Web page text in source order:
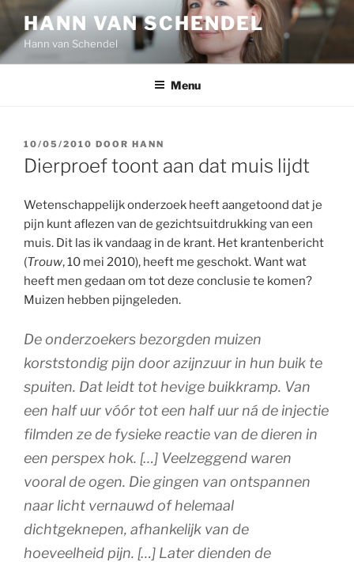
Ga
de
inhoud
HANN VAN SCHENDEL
Hann van Schendel
Menu
GEPLAATST
OP
10/05/2010 DOOR HANN
Dierproef toont aan dat muis lijdt
Wetenschappelijk onderzoek heeft aangetoond dat je
pijn kunt aflezen van de gezichtsuitdrukking van een
muis. Dit las ik vandaag in de krant. Het krantenbericht
(Trouw, 10 mei 2010), heeft me geschokt. Want wat
heeft men gedaan om tot deze conclusie te komen?
Muizen hebben pijngeleden.
De onderzoekers bezorgden muizen
korststondig pijn door azijnzuur in hun buik te
spuiten. Dat leidt tot hevige buikkramp. Van
een half uur vóór tot een half uur ná de injectie
filmden ze de fysieke reactie van de dieren in
een perspex hok. […] Veelzeggend waren
vooral de ogen. Die gingen van ontspannen
naar licht vernauwd of helemaal
dichtgeknepen, afhankelijk van de
hoeveelheid pijn. […] Later dienden de